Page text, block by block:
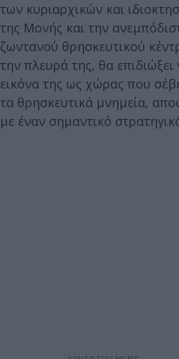
των κυριαρχικών και
της Μονής και την
ζωντανού θρησκευτικού
την πλευρά της, θα επιδιώξει
εικόνα της ως χώρας που
τα θρησκευτικά μνημεία,
με έναν σημαντικό